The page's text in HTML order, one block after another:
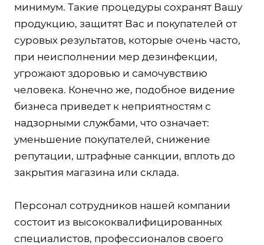
минимум. Такие процедуры сохранят Вашу
продукцию, защитят Вас и покупателей от
суровых результатов, которые очень часто,
при неисполнении мер дезинфекции,
угрожают здоровью и самочувствию
человека. Конечно же, подобное видение
бизнеса приведет к неприятностям с
надзорными службами, что означает:
уменьшение покупателей, снижение
репутации, штрафные санкции, вплоть до
закрытия магазина или склада.
Персонал сотрудников нашей компании
состоит из высококвалифицированных
специалистов, профессионалов своего